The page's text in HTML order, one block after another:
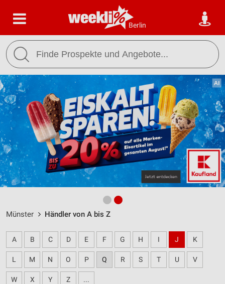
Berlin
Münster Händler von A bis Z
A B C D E F G H I J K
L M N O P Q R S T U V
W X Y Z ...